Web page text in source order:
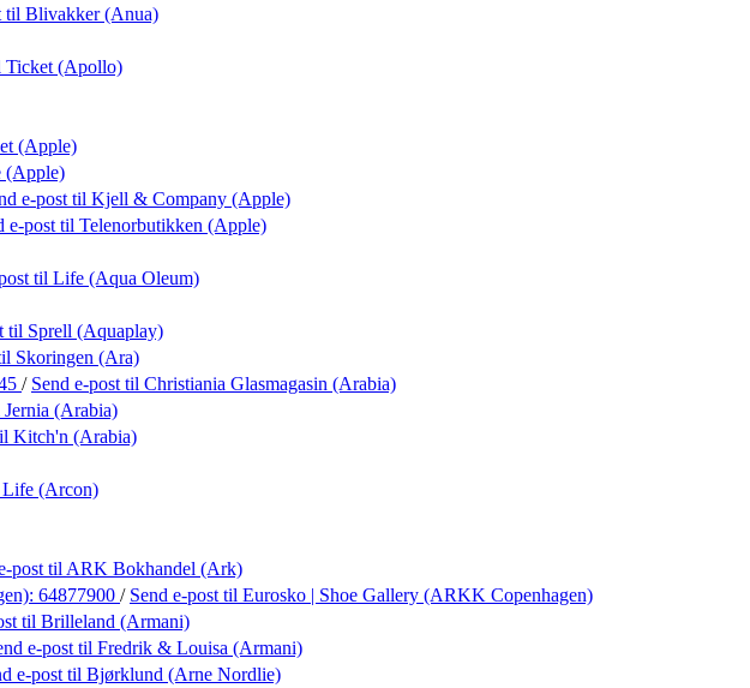
til Blivakker (Anua)
Ticket (Apollo)
(Apple)
(Apple)
e-post til Kjell & Company (Apple)
e-post til Telenorbutikken (Apple)
til Life (Aqua Oleum)
til Sprell (Aquaplay)
Skoringen (Ara)
/ Send e-post til Christiania Glasmagasin (Arabia)
(Arabia)
Kitch'n (Arabia)
(Arcon)
post til ARK Bokhandel (Ark)
64877900 / Send e-post til Eurosko | Shoe Gallery (ARKK Copenhagen)
til Brilleland (Armani)
e-post til Fredrik & Louisa (Armani)
e-post til Bjørklund (Arne Nordlie)